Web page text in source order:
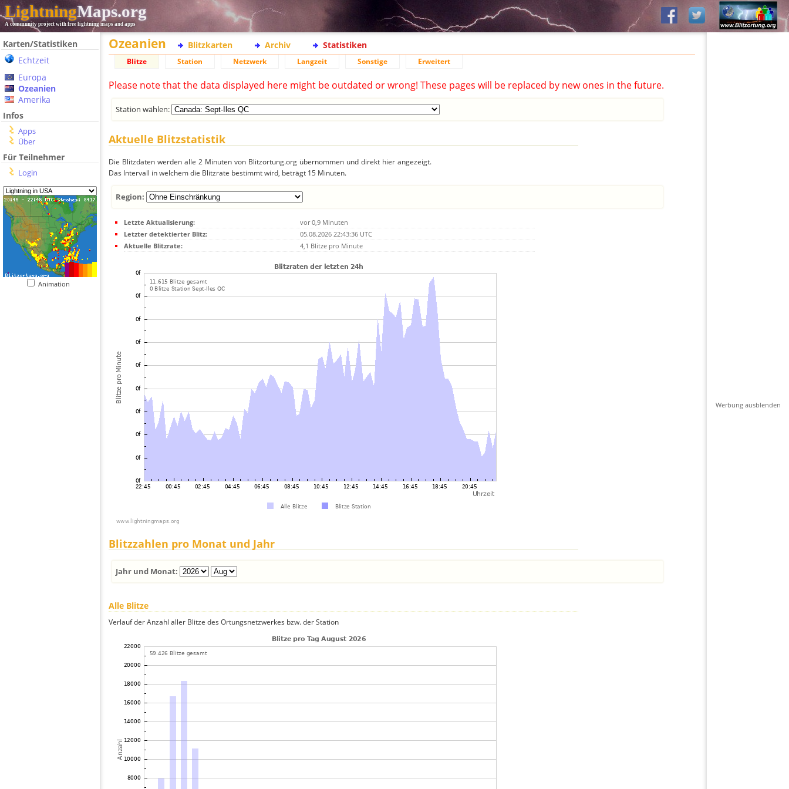
LightningMaps.org
A community project with free lightning maps and apps
Karten/Statistiken
Echtzeit
Europa
Ozeanien
Amerika
Infos
Apps
Über
Für Teilnehmer
Login
Animation
Ozeanien Blitzkarten Archiv Statistiken
Blitze Station Netzwerk Langzeit Sonstige Erweitert
Please note that the data displayed here might be outdated or wrong! These pages will be replaced by new ones in the future.
Station wählen:
Aktuelle Blitzstatistik
Die Blitzdaten werden alle 2 Minuten von Blitzortung.org übernommen und direkt hier angezeigt.
Das Intervall in welchem die Blitzrate bestimmt wird, beträgt 15 Minuten.
Region:
Letzte Aktualisierung:
vor 0,9 Minuten
Letzter detektierter Blitz:
05.08.2026 22:43:36 UTC
Aktuelle Blitzrate:
4,1 Blitze pro Minute
Blitzzahlen pro Monat und Jahr
Jahr und Monat:
Alle Blitze
Verlauf der Anzahl aller Blitze des Ortungsnetzwerkes bzw. der Station
Werbung ausblenden